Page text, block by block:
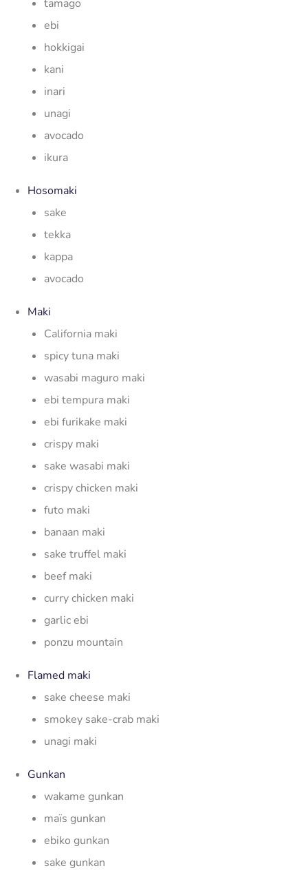
tamago
ebi
hokkigai
kani
inari
unagi
avocado
ikura
Hosomaki
sake
tekka
kappa
avocado
Maki
California maki
spicy tuna maki
wasabi maguro maki
ebi tempura maki
ebi furikake maki
crispy maki
sake wasabi maki
crispy chicken maki
futo maki
banaan maki
sake truffel maki
beef maki
curry chicken maki
garlic ebi
ponzu mountain
Flamed maki
sake cheese maki
smokey sake-crab maki
unagi maki
Gunkan
wakame gunkan
maïs gunkan
ebiko gunkan
sake gunkan